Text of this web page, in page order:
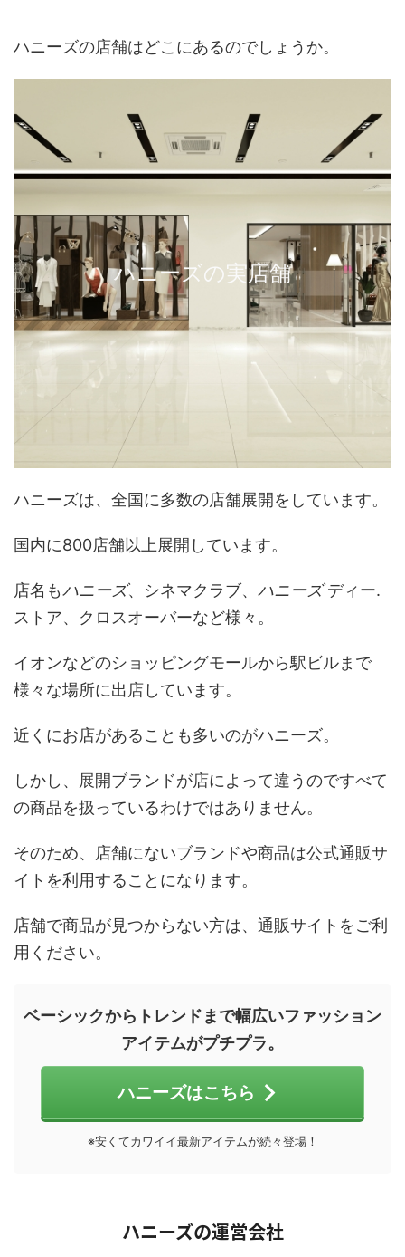
ハニーズの店舗はどこにあるのでしょうか。
ハニーズの実店舗
ハニーズは、全国に多数の店舗展開をしています。
国内に800店舗以上展開しています。
店名もハニーズ、シネマクラブ、 ハニーズディー.
ストア、クロスオーバーなど様々。
イオンなどのショッピングモールから駅ビルまで
様々な場所に出店しています。
近くにお店があることも多いのがハニーズ。
しかし、展開ブランドが店によって違うのですべて
の商品を扱っているわけではありません。
そのため、店舗にないブランドや商品は公式通販サ
イトを利用することになります。
店舗で商品が見つからない方は、通販サイトをご利
用ください。
ベーシックからトレンドまで幅広いファッション
アイテムがプチプラ。
ハニーズはこちら
※安くてカワイイ最新アイテムが続々登場！
ハニーズの運営会社